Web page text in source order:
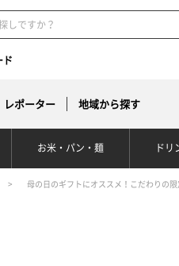
ド
レポーター 地域から探す
お米・パン・麺 ドリ
母の日のギフトにオススメ！こだわりの